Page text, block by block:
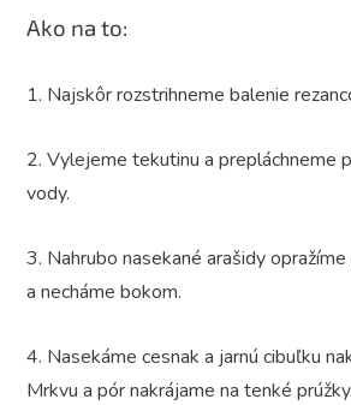
Ako na to:
1. Najskôr rozstrihneme balenie
2. Vylejeme tekutinu a prepláchneme
vody.
3. Nahrubo nasekané arašidy opražíme
a necháme bokom.
4. Nasekáme cesnak a jarnú cibuľku
Mrkvu a pór nakrájame na tenké